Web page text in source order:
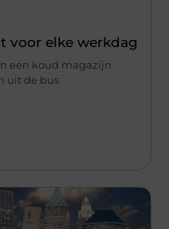
voor elke werkdag
een koud magazijn
uit de bus